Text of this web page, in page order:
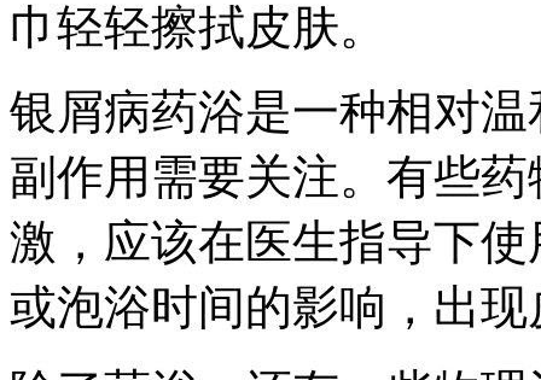
巾轻轻擦拭皮肤。
银屑病药浴是一种相对
副作用需要关注。有些
激，应该在医生指导下
或泡浴时间的影响，出